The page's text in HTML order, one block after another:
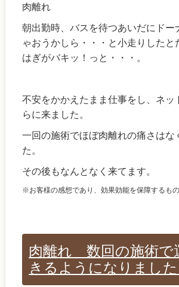
肉離れ
朝出勤時、バスを待つあいだにドー
ゃおうかしら・・・と小走りしたと
はぎがバキッ！っと・・・。
不安をかかえたまま仕事をし、ネッ
らに来ました。
一回の施術でほぼ肉離れの痛さはな
た。
その後もなんとなく来てます。
※お客様の感想であり、効果効能を保障するもの
肉離れ 数回の施術で
きるようになりました